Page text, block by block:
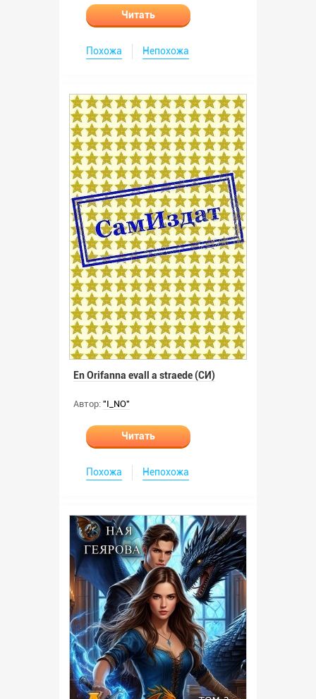
Читать
Похожа Непохожа
En Orifanna evall a straede (СИ)
Автор: "I_NO"
Читать
Похожа Непохожа